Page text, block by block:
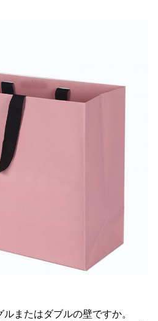
またはダブルの壁ですか。